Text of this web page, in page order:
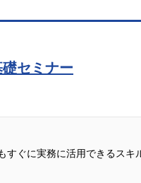
セミナー
ぐに実務に活用できるスキ